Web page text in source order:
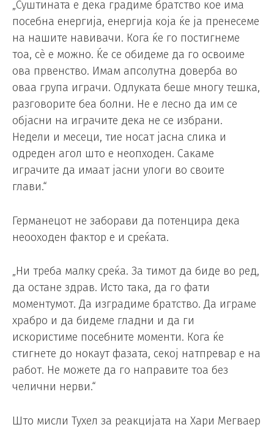
„Суштината е дека градиме братство кое има
посебна енергија, енергија која ќе ја пренесеме
на нашите навивачи. Кога ќе го постигнеме
тоа, сè е можно. Ќе се обидеме да го освоиме
ова првенство. Имам апсолутна доверба во
оваа група играчи. Одлуката беше многу тешка,
разговорите беа болни. Не е лесно да им се
објасни на играчите дека не се избрани.
Недели и месеци, тие носат јасна слика и
одреден агол што е неопходен. Сакаме
играчите да имаат јасни улоги во своите
глави.“
Германецот не заборави да потенцира дека
неооходен фактор е и среќата.
„Ни треба малку среќа. За тимот да биде во ред,
да остане здрав. Исто така, да го фати
моментумот. Да изградиме братство. Да играме
храбро и да бидеме гладни и да ги
искористиме посебните моменти. Кога ќе
стигнете до нокаут фазата, секој натпревар е на
работ. Не можете да го направите тоа без
челични нерви.“
Што мисли Тухел за реакцијата на Хари Мегваер